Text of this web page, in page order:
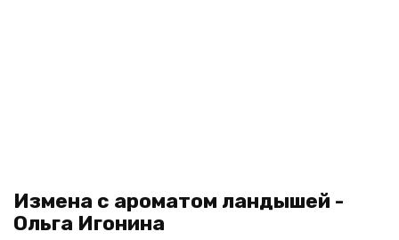
Измена с ароматом ландышей -
Ольга Игонина